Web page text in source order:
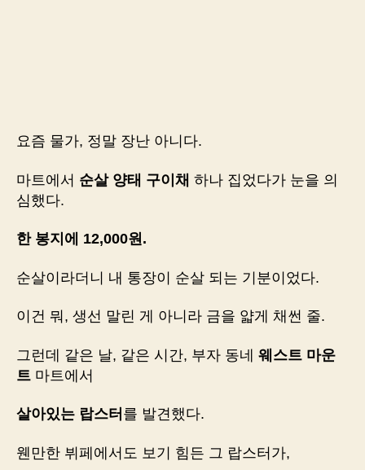
요즘 물가, 정말 장난 아니다.
마트에서 순살 양태 구이채 하나 집었다가 눈을 의
심했다.
한 봉지에 12,000원.
순살이라더니 내 통장이 순살 되는 기분이었다.
이건 뭐, 생선 말린 게 아니라 금을 얇게 채썬 줄.
그런데 같은 날, 같은 시간, 부자 동네 웨스트 마운
트 마트에서
살아있는 랍스터 를 발견했다.
웬만한 뷔페에서도 보기 힘든 그 랍스터가,